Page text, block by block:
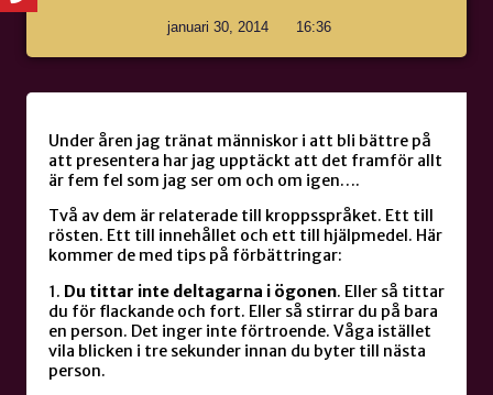
januari 30, 2014 16:36
Under åren jag tränat människor i att bli bättre på
att presentera har jag upptäckt att det framför allt
är fem fel som jag ser om och om igen….
Två av dem är relaterade till kroppsspråket. Ett till
rösten. Ett till innehållet och ett till hjälpmedel. Här
kommer de med tips på förbättringar:
1. Du tittar inte deltagarna i ögonen. Eller så tittar
du för flackande och fort. Eller så stirrar du på bara
en person. Det inger inte förtroende. Våga istället
vila blicken i tre sekunder innan du byter till nästa
person.